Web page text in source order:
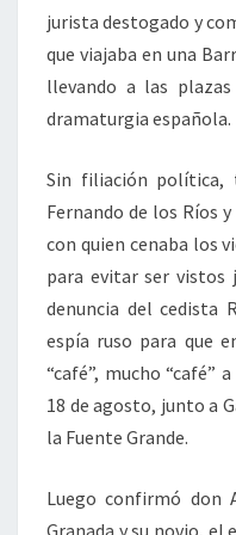
jurista destogado y
que viajaba en una
llevando a las
dramaturgia española.
Sin filiación política,
Fernando de los Ríos
con quien cenaba los
para evitar ser vistos
denuncia del cedista
espía ruso para que
“café”, mucho “café”
18 de agosto, junto a
la Fuente Grande.
Luego confirmó don
Granada y su novio, el